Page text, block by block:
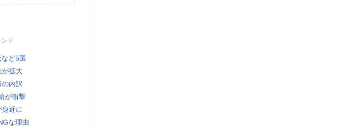
ンド
ど5選
が拡大
内訳
が衝撃
近に
な理由